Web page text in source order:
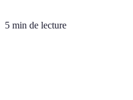
5 min de lecture